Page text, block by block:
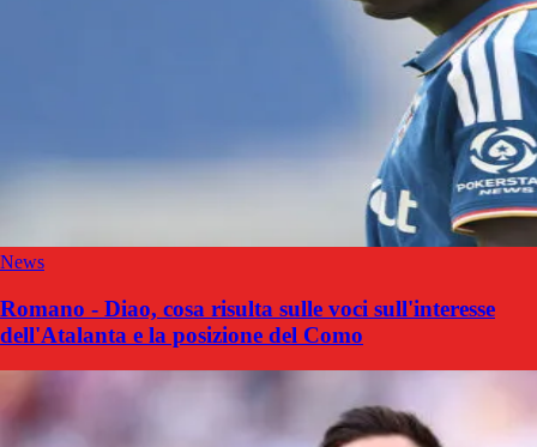
News
Romano - Diao, cosa risulta sulle voci sull'interesse
dell'Atalanta e la posizione del Como